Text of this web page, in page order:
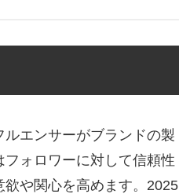
エンサーがブランドの製
ォロワーに対して信頼性
や関心を高めます。2025